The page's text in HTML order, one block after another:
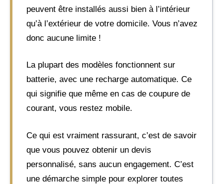
peuvent être installés aussi bien à l’intérieur
qu’à l’extérieur de votre domicile. Vous n’avez
donc aucune limite !
La plupart des modèles fonctionnent sur
batterie, avec une recharge automatique. Ce
qui signifie que même en cas de coupure de
courant, vous restez mobile.
Ce qui est vraiment rassurant, c’est de savoir
que vous pouvez obtenir un devis
personnalisé, sans aucun engagement. C’est
une démarche simple pour explorer toutes